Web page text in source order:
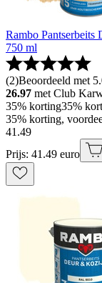
Rambo
750 ml
(2)Beoordeeld met
26.97 met Club
35% korting35%
35% korting,
41 .49
Prijs: 41.49 euro